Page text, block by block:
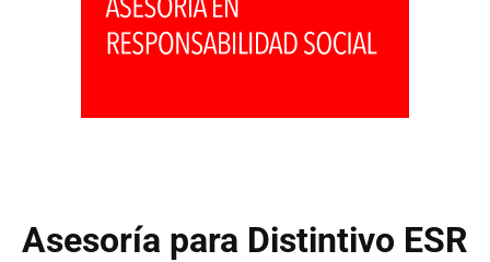
Asesoría para Distintivo ESR